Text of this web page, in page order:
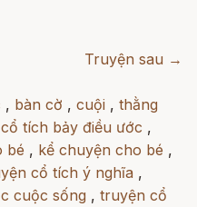
Truyện sau →
, bàn cờ , cuội , thằng
tích bảy điều ước ,
bé , kể chuyện cho bé ,
cổ tích ý nghĩa ,
cuộc sống , truyện cổ